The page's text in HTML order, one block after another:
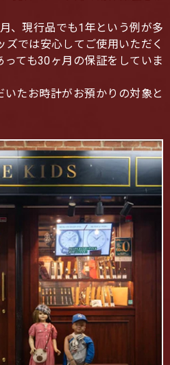
、現行品でも1年という例が多
ズでは安心してご使用いただく
ても30ヶ月の保証をしていま
たお時計がお預かりの対象と